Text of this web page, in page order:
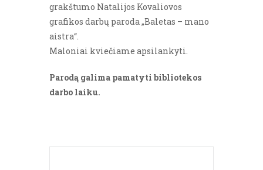
grakštumo Natalijos Kovaliovos
grafikos darbų paroda „Baletas – mano
aistra“.
Maloniai kviečiame apsilankyti.
Parodą galima pamatyti bibliotekos
darbo laiku.